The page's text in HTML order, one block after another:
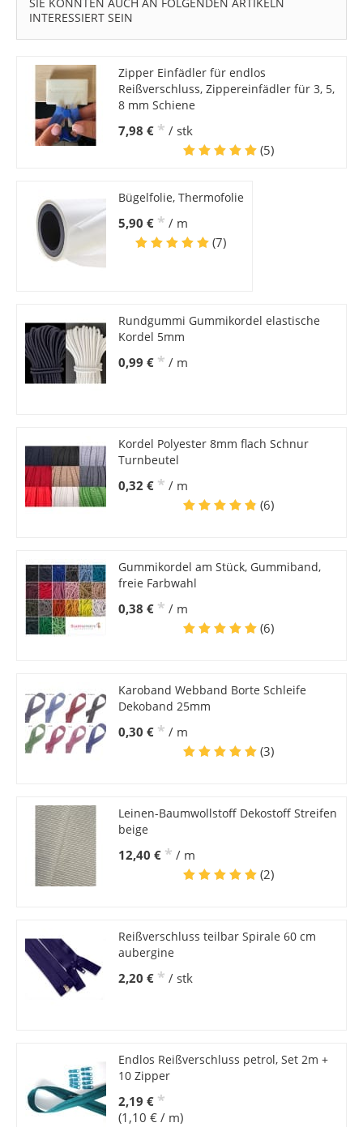
SIE KÖNNTEN AUCH AN FOLGENDEN ARTIKELN
INTERESSIERT SEIN
Zipper Einfädler für endlos
Reißverschluss, Zippereinfädler für 3, 5,
8 mm Schiene
7,98 € * / stk
(5)
Bügelfolie, Thermofolie
5,90 € * / m
(7)
Rundgummi Gummikordel elastische
Kordel 5mm
0,99 € * / m
Kordel Polyester 8mm flach Schnur
Turnbeutel
0,32 € * / m
(6)
Gummikordel am Stück, Gummiband,
freie Farbwahl
0,38 € * / m
(6)
Karoband Webband Borte Schleife
Dekoband 25mm
0,30 € * / m
(3)
Leinen-Baumwollstoff Dekostoff Streifen
beige
12,40 € * / m
(2)
Reißverschluss teilbar Spirale 60 cm
aubergine
2,20 € * / stk
Endlos Reißverschluss petrol, Set 2m +
10 Zipper
2,19 € *
(1,10 € / m)